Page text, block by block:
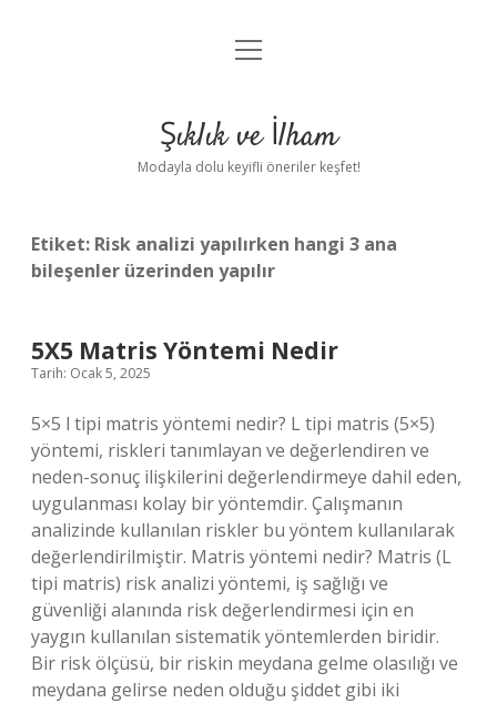
Anasayfa
Yasal Uyarı
menüyü
Şıklık ve İlham
Modayla dolu keyifli öneriler keşfet!
Etiket: Risk analizi yapılırken hangi 3 ana
bileşenler üzerinden yapılır
5X5 Matris Yöntemi Nedir
Tarih: Ocak 5, 2025
5×5 l tipi matris yöntemi nedir? L tipi matris (5×5)
yöntemi, riskleri tanımlayan ve değerlendiren ve
neden-sonuç ilişkilerini değerlendirmeye dahil eden,
uygulanması kolay bir yöntemdir. Çalışmanın
analizinde kullanılan riskler bu yöntem kullanılarak
değerlendirilmiştir. Matris yöntemi nedir? Matris (L
tipi matris) risk analizi yöntemi, iş sağlığı ve
güvenliği alanında risk değerlendirmesi için en
yaygın kullanılan sistematik yöntemlerden biridir.
Bir risk ölçüsü, bir riskin meydana gelme olasılığı ve
meydana gelirse neden olduğu şiddet gibi iki